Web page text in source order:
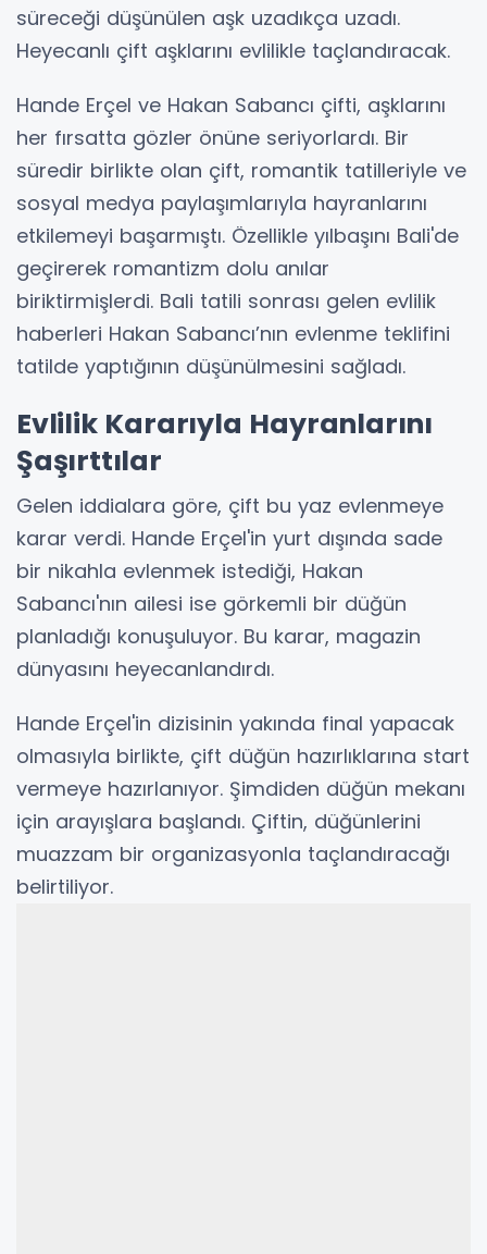
süreceği düşünülen aşk uzadıkça uzadı.
Heyecanlı çift aşklarını evlilikle taçlandıracak.
Hande Erçel ve Hakan Sabancı çifti, aşklarını
her fırsatta gözler önüne seriyorlardı. Bir
süredir birlikte olan çift, romantik tatilleriyle ve
sosyal medya paylaşımlarıyla hayranlarını
etkilemeyi başarmıştı. Özellikle yılbaşını Bali'de
geçirerek romantizm dolu anılar
biriktirmişlerdi. Bali tatili sonrası gelen evlilik
haberleri Hakan Sabancı’nın evlenme teklifini
tatilde yaptığının düşünülmesini sağladı.
Evlilik Kararıyla Hayranlarını
Şaşırttılar
Gelen iddialara göre, çift bu yaz evlenmeye
karar verdi. Hande Erçel'in yurt dışında sade
bir nikahla evlenmek istediği, Hakan
Sabancı'nın ailesi ise görkemli bir düğün
planladığı konuşuluyor. Bu karar, magazin
dünyasını heyecanlandırdı.
Hande Erçel'in dizisinin yakında final yapacak
olmasıyla birlikte, çift düğün hazırlıklarına start
vermeye hazırlanıyor. Şimdiden düğün mekanı
için arayışlara başlandı. Çiftin, düğünlerini
muazzam bir organizasyonla taçlandıracağı
belirtiliyor.